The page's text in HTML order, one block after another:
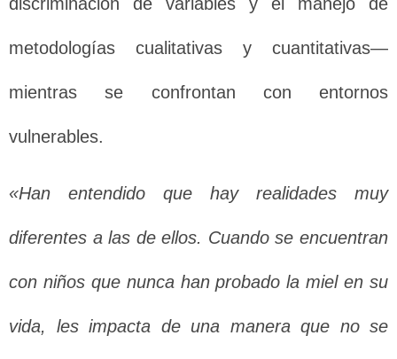
metodologías cualitativas y cuantitativas—
mientras se confrontan con entornos
vulnerables.
«Han entendido que hay realidades muy
diferentes a las de ellos. Cuando se encuentran
con niños que nunca han probado la miel en su
vida, les impacta de una manera que no se